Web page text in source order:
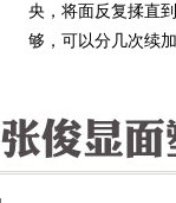
央，将面反复揉直
够，可以分几次续